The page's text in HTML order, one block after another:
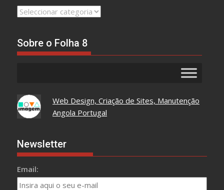
Leia
Sobre o Folha 8
Web Design, Criação de Sites, Manutenção
Angola Portugal
Newsletter
Email: